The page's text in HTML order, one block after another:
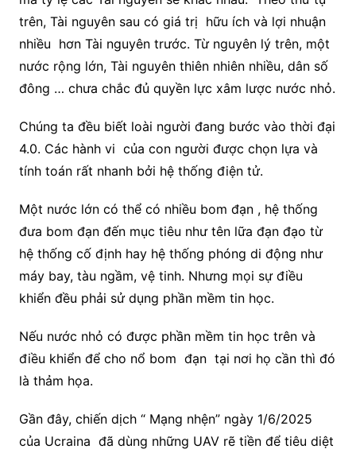
trên, Tài nguyên sau có giá trị hữu ích và lợi nhuận
nhiều hơn Tài nguyên trước. Từ nguyên lý trên, một
nước rộng lớn, Tài nguyên thiên nhiên nhiều, dân số
đông … chưa chắc đủ quyền lực xâm lược nước nhỏ.
Chúng ta đều biết loài người đang bước vào thời đại
4.0. Các hành vi của con người được chọn lựa và
tính toán rất nhanh bởi hệ thống điện tử.
Một nước lớn có thể có nhiều bom đạn , hệ thống
đưa bom đạn đến mục tiêu như tên lữa đạn đạo từ
hệ thống cố định hay hệ thống phóng di động như
máy bay, tàu ngầm, vệ tinh. Nhưng mọi sự điều
khiển đều phải sử dụng phần mềm tin học.
Nếu nước nhỏ có được phần mềm tin học trên và
điều khiển để cho nổ bom đạn tại nơi họ cần thì đó
là thảm họa.
Gần đây, chiến dịch “ Mạng nhện” ngày 1/6/2025
của Ucraina đã dùng những UAV rẽ tiền để tiêu diệt